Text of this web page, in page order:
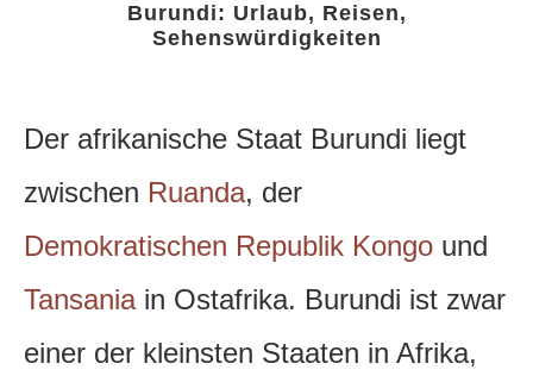
Burundi: Urlaub, Reisen,
Sehenswürdigkeiten
Der afrikanische Staat Burundi liegt
zwischen Ruanda, der
Demokratischen Republik Kongo und
Tansaniain Ostafrika. Burundi ist zwar
einer der kleinsten Staaten in Afrika,